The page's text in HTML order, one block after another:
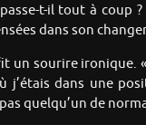
t-il tout à coup
dans son
un sourire ironique.
j’étais dans une
quelqu’un de